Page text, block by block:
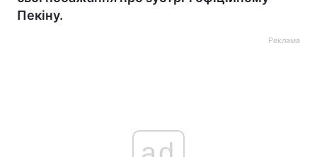
Пекіну.
Реклама